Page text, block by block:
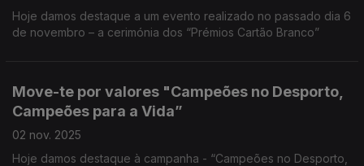
Hoje damos destaque a um evento realizado no passado dia 6
de novembro – a cerimónia dos “Prémios Cartão Branco”
Move-te por valores "Campeões no Desporto,
Campeões para a Vida”
02 nov. 2025
Hoje damos destaque à campanha - “Campeões no Desporto,